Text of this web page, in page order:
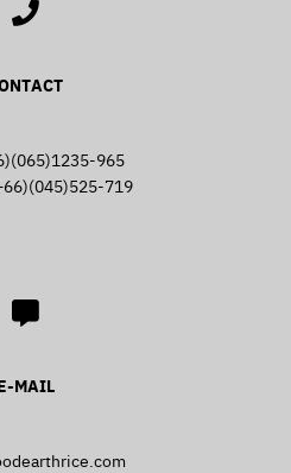
965
719
MAIL